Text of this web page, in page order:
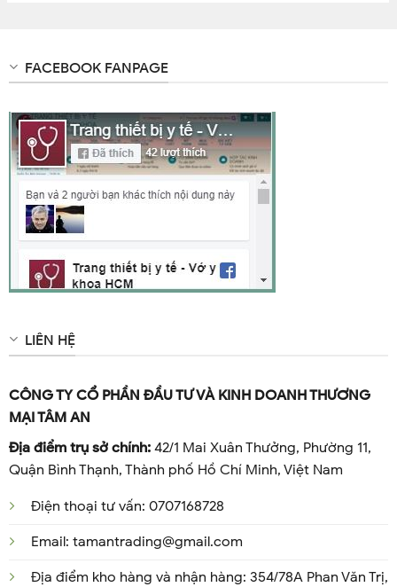
Khi làm việc ở môi trường ngoài trời, màu sắc số cân và
CAM KẾT BÁN HÀNG CHÍNH HÃNG 100% – CHỊU MỌI
TRÁCH NHIỆM NẾU KHÔNG PHẢI HÀNG NHƠN HÒA
CHÍNH HÃNG
FACEBOOK FANPAGE
LIÊN HỆ
CÔNG TY CỔ PHẦN ĐẦU TƯ VÀ KINH DOANH THƯƠNG
MẠI TÂM AN
Địa điểm trụ sở chính:42/1 Mai Xuân Thưởng, Phường 11,
Quận Bình Thạnh, Thành phố Hồ Chí Minh, Việt Nam
Điện thoại tư vấn: 0707168728
Email: tamantrading@gmail.com
Địa điểm kho hàng và nhận hàng: 354/78A Phan Văn Trị,